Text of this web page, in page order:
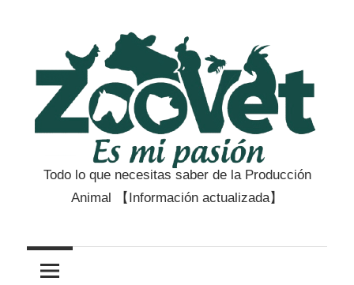
contenido
Zootecnia
Veterinaria
Todo lo que necesitas saber de la Producción
Animal 【Información actualizada】